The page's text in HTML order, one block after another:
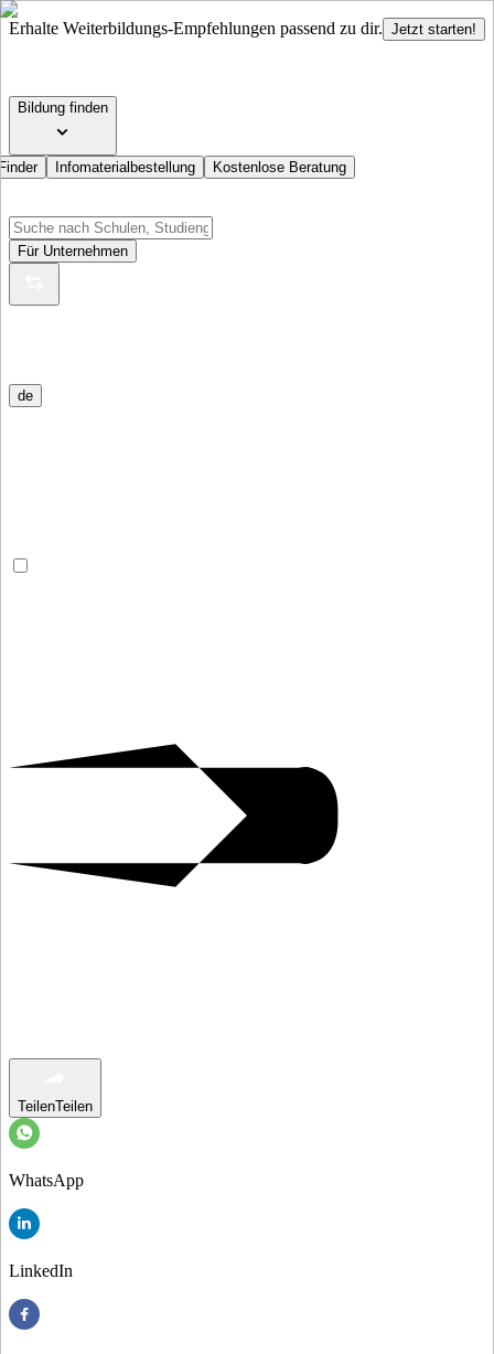
Erhalte Weiterbildungs-Empfehlungen passend zu dir. Jetzt starten!
Bildung finden
Infomaterialbestellung Kostenlose Beratung
Für Unternehmen
de
TeilenTeilen
WhatsApp
LinkedIn